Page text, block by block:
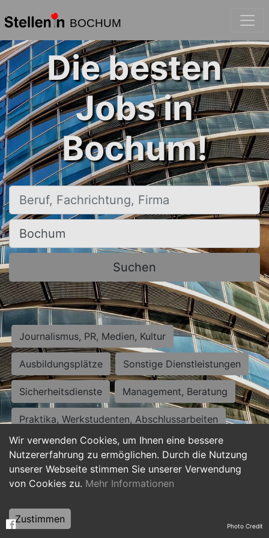
BOCHUM
Wir verwenden Cookies, um Ihnen eine bessere
Nutzererfahrung zu ermöglichen. Durch die Nutzung
unserer Webseite stimmen Sie unserer Verwendung
von Cookies zu. Mehr Informationen
Zustimmen
Die besten
Jobs in
Bochum!
Beruf, Fachrichtung, Firma
Ort, Stadt
Suchen
Journalismus, PR, Medien, Kultur
Ausbildungsplätze Sonstige Dienstleistungen
Sicherheitsdienste Management, Beratung
Praktika, Werkstudenten, Abschlussarbeiten
Personalwesen Assistenz, Sekretariat
Hilfskräfte, Aushilfs- und Nebenjobs
Weiterbildung, Studium, duale Ausbildung Photo Credit